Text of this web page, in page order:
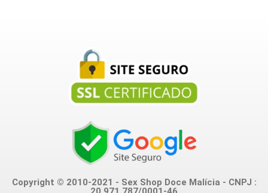
Copyright © 2010-2021 - Sex Shop Doce Malícia - CNPJ :